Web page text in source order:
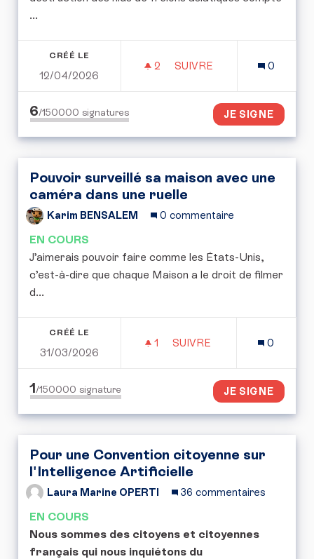
...
CRÉÉ LE
12/04/2026
2 2 ABONNÉS
SUIVRE
0
6/150000 signatures JE SIGNE
Pouvoir surveillé sa maison avec une
caméra dans une ruelle
Karim BENSALEM 0 commentaire
EN COURS
J’aimerais pouvoir faire comme les États-Unis,
c’est-à-dire que chaque Maison a le droit de filmer
d...
CRÉÉ LE
31/03/2026
1 1 ABONNÉ
SUIVRE
0
1/150000 signature JE SIGNE
Pour une Convention citoyenne sur
l'Intelligence Artificielle
Laura Marine OPERTI 36 commentaires
EN COURS
Nous sommes des citoyens et citoyennes
français qui nous inquiétons du